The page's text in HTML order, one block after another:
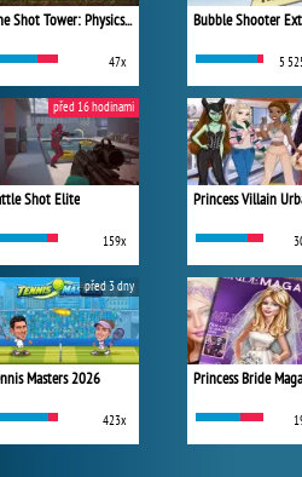
One Shot Tower: Physics Destroyer
47x
Shot Elite
159x
před 16 hodinami
Masters 2026
423x
před 3 dny
Bubble Shooter
5
Princess Bride